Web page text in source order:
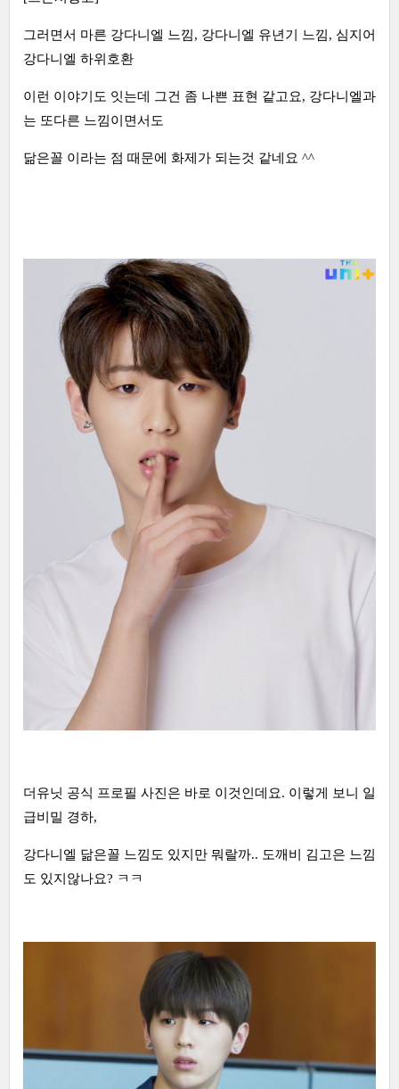
그러면서 마른 강다니엘 느낌, 강다니엘 유년기 느낌, 심지어
강다니엘 하위호환
이런 이야기도 잇는데 그건 좀 나쁜 표현 같고요, 강다니엘과
는 또다른 느낌이면서도
닮은꼴 이라는 점 때문에 화제가 되는것 같네요 ^^
더유닛 공식 프로필 사진은 바로 이것인데요. 이렇게 보니 일
급비밀 경하,
강다니엘 닮은꼴 느낌도 있지만 뭐랄까.. 도깨비 김고은 느낌
도 있지않나요? ㅋㅋ